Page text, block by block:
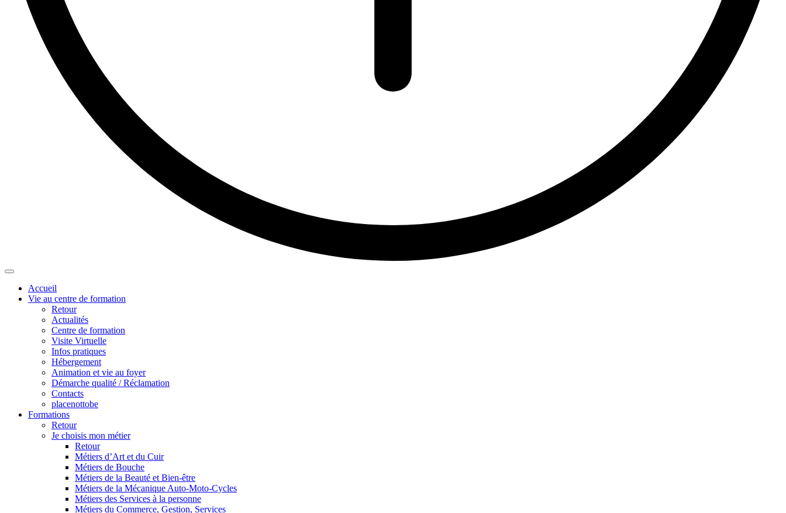
Accueil
Vie au centre de formation
Retour
Actualités
Centre de formation
Visite Virtuelle
Infos pratiques
Hébergement
Animation et vie au foyer
Démarche qualité / Réclamation
Contacts
placenottobe
Formations
Retour
Je choisis mon métier
Retour
Métiers d’Art et du Cuir
Métiers de Bouche
Métiers de la Beauté et Bien-être
Métiers de la Mécanique Auto-Moto-Cycles
Métiers des Services à la personne
Métiers du Commerce, Gestion, Services